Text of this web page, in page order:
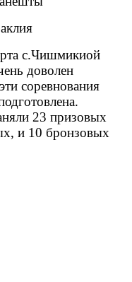
с.Чишмикиой
доволен
соревнования
23 призовых
и 10 бронзовых